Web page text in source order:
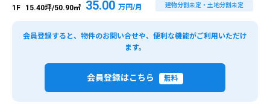
1F 15.40坪/50.90㎡ 35.00 万円/月 建物分割未定・土地分割未定
会員登録すると、物件のお問い合せや、便利な機能がご利用いただけ
ます。
会員登録はこちら 無料